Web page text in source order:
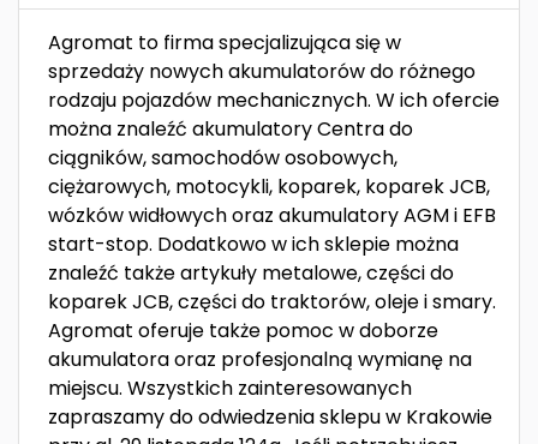
Agromat to firma specjalizująca się w
sprzedaży nowych akumulatorów do różnego
rodzaju pojazdów mechanicznych. W ich ofercie
można znaleźć akumulatory Centra do
ciągników, samochodów osobowych,
ciężarowych, motocykli, koparek, koparek JCB,
wózków widłowych oraz akumulatory AGM i EFB
start-stop. Dodatkowo w ich sklepie można
znaleźć także artykuły metalowe, części do
koparek JCB, części do traktorów, oleje i smary.
Agromat oferuje także pomoc w doborze
akumulatora oraz profesjonalną wymianę na
miejscu. Wszystkich zainteresowanych
zapraszamy do odwiedzenia sklepu w Krakowie